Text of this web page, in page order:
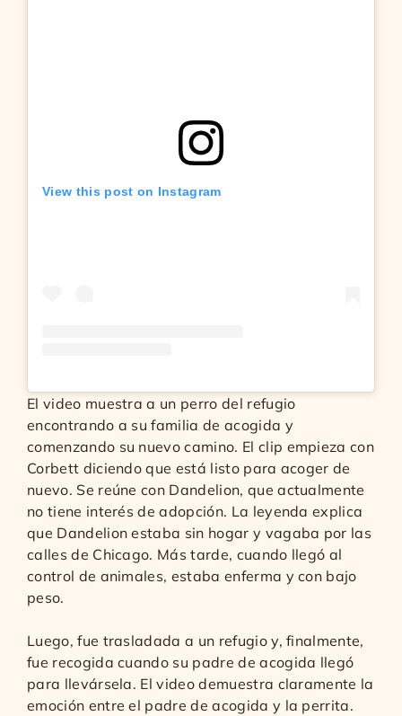
View this post on Instagram
El video muestra a un perro del refugio
encontrando a su familia de acogida y
comenzando su nuevo camino. El clip empieza con
Corbett diciendo que está listo para acoger de
nuevo. Se reúne con Dandelion, que actualmente
no tiene interés de adopción. La leyenda explica
que Dandelion estaba sin hogar y vagaba por las
calles de Chicago. Más tarde, cuando llegó al
control de animales, estaba enferma y con bajo
peso.
Luego, fue trasladada a un refugio y, finalmente,
fue recogida cuando su padre de acogida llegó
para llevársela. El video demuestra claramente la
emoción entre el padre de acogida y la perrita.